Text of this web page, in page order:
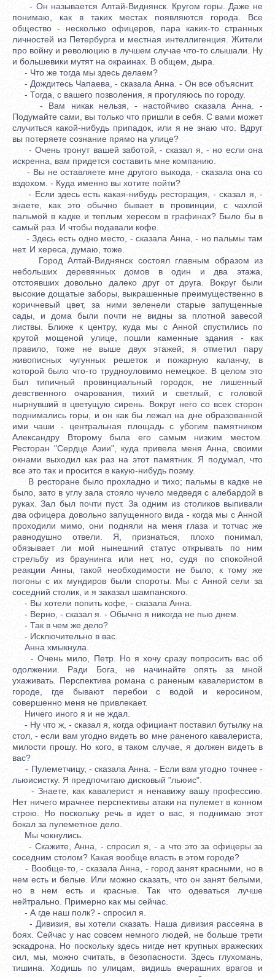
- Он называется Алтай-Виднянск. Кругом горы. Даже не
понимаю, как в таких местах появляются города. Все
общество - несколько офицеров, пара каких-то странных
личностей из Петербурга и местная интеллигенция. Жители
про войну и революцию в лучшем случае что-то слышали. Ну
и большевики мутят на окраинах. В общем, дыра.
- Что же тогда мы здесь делаем?
- Дождитесь Чапаева, - сказала Анна. - Он все объяснит.
- Тогда, с вашего позволения, я прогуляюсь по городу.
- Вам никак нельзя, - настойчиво сказала Анна. -
Подумайте сами, вы только что пришли в себя. С вами может
случиться какой-нибудь припадок, или я не знаю что. Вдруг
вы потеряете сознание прямо на улице?
- Очень тронут вашей заботой, - сказал я, - но если она
искренна, вам придется составить мне компанию.
- Вы не оставляете мне другого выхода, - сказала она со
вздохом. - Куда именно вы хотите пойти?
- Если здесь есть какая-нибудь ресторация, - сказал я, -
знаете, как это обычно бывает в провинции, с чахлой
пальмой в кадке и теплым хересом в графинах? Было бы в
самый раз. И чтобы подавали кофе.
- Здесь есть одно место, - сказала Анна, - но пальмы там
нет. И хереса, думаю, тоже.
Город Алтай-Виднянск состоял главным образом из
небольших деревянных домов в один и два этажа,
отстоявших довольно далеко друг от друга. Вокруг были
высокие дощатые заборы, выкрашенные преимущественно в
коричневый цвет, за ними зеленели старые запущенные
сады, и дома были почти не видны за плотной завесой
листвы. Ближе к центру, куда мы с Анной спустились по
крутой мощеной улице, пошли каменные здания - как
правило, тоже не выше двух этажей; я отметил пару
живописных чугунных решеток и пожарную каланчу, в
которой было что-то трудноуловимо немецкое. В целом это
был типичный провинциальный городок, не лишенный
девственного очарования, тихий и светлый, с головой
нырнувший в цветущую сирень. Вокруг него со всех сторон
поднимались горы, и он как бы лежал на дне образованной
ими чаши - центральная площадь с убогим памятником
Александру Второму была его самым низким местом.
Ресторан "Сердце Азии", куда привела меня Анна, своими
окнами выходил как раз на этот памятник. Я подумал, что
все это так и просится в какую-нибудь поэму.
В ресторане было прохладно и тихо; пальмы в кадке не
было, зато в углу зала стояло чучело медведя с алебардой в
руках. Зал был почти пуст. За одним из столиков выпивали
два офицера довольно запущенного вида - когда мы с Анной
проходили мимо, они подняли на меня глаза и тотчас же
равнодушно отвели. Я, признаться, плохо понимал,
обязывает ли мой нынешний статус открывать по ним
стрельбу из браунинга или нет, но, судя по спокойной
реакции Анны, такой необходимости не было; к тому же
погоны с их мундиров были спороты. Мы с Анной сели за
соседний столик, и я заказал шампанского.
- Вы хотели попить кофе, - сказала Анна.
- Верно, - сказал я. - Обычно я никогда не пью днем.
- Так в чем же дело?
- Исключительно в вас.
Анна хмыкнула.
- Очень мило, Петр. Но я хочу сразу попросить вас об
одолжении. Ради Бога, не начинайте опять за мной
ухаживать. Перспектива романа с раненым кавалеристом в
городе, где бывают перебои с водой и керосином,
совершенно меня не привлекает.
Ничего иного я и не ждал.
- Ну что ж, - сказал я, когда официант поставил бутылку на
стол, - если вам угодно видеть во мне раненого кавалериста,
милости прошу. Но кого, в таком случае, я должен видеть в
вас?
- Пулеметчицу, - сказала Анна. - Если вам угодно точнее -
льюисистку. Я предпочитаю дисковый "льюис".
- Знаете, как кавалерист я ненавижу вашу профессию.
Нет ничего мрачнее перспективы атаки на пулемет в конном
строю. Но поскольку речь в идет о вас, я поднимаю этот
бокал за пулеметное дело.
Мы чокнулись.
- Скажите, Анна, - спросил я, - а что это за офицеры за
соседним столом? Какая вообще власть в этом городе?
- Вообще-то, - сказала Анна, - город занят красными, но в
нем есть и белые. Или можно сказать, что он занят белыми,
но в нем есть и красные. Так что одеваться лучше
нейтрально. Примерно как мы сейчас.
- А где наш полк? - спросил я.
- Дивизия, вы хотели сказать. Наша дивизия рассеяна в
боях. Сейчас у нас совсем немного людей, не больше трети
эскадрона. Но поскольку здесь нигде нет крупных вражеских
сил, мы, можно считать, в безопасности. Здесь глухомань,
тишина. Ходишь по улицам, видишь вчерашних врагов и